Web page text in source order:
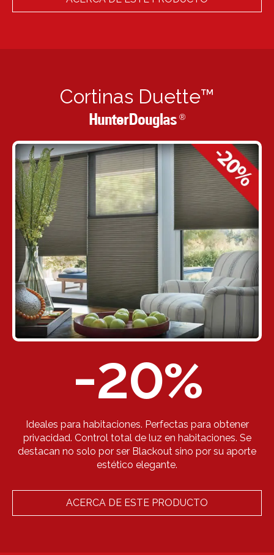
Cortinas Duette™
HunterDouglas ®
-20%
Ideales para habitaciones. Perfectas para obtener
privacidad. Control total de luz en habitaciones. Se
destacan no solo por ser Blackout sino por su aporte
estético elegante.
ACERCA DE ESTE PRODUCTO